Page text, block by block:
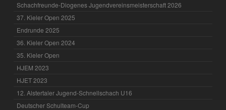
Schachfreunde-Diogenes Jugendvereinsmeisterschaft 2026
37. Kieler Open 2025
Endrunde 2025
36. Kieler Open 2024
35. Kieler Open
HJEM 2023
HJET 2023
12. Alstertaler Jugend-Schnellschach U16
Deutscher Schulteam-Cup